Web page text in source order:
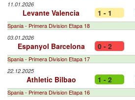
11.01.2026
Levante Valencia 1 - 1
Spania - Primera Division Etapa 18
03.01.2026
Espanyol Barcelona 0 - 2
Spania - Primera Division Etapa 17
22.12.2025
Athletic Bilbao 1 - 2
Spania - Primera Division Etapa 16